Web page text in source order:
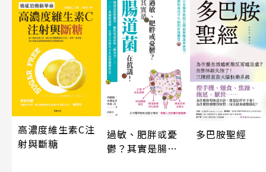
高濃度維生素C注
射與斷糖
過敏、肥胖或憂
鬱？其實是腸道
多巴胺聖經